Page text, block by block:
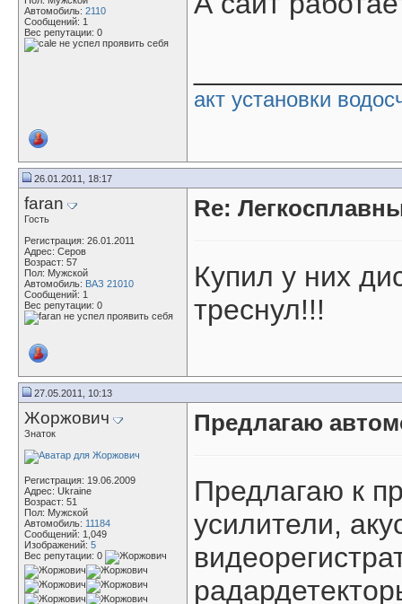
Автомобиль: 2110
Сообщений: 1
Вес репутации: 0
акт установки
26.01.2011, 18:17
faran
Гость
Регистрация: 26.01.2011
Адрес: Серов
Возраст: 57
Пол: Мужской
Автомобиль: ВАЗ 21010
Сообщений: 1
Вес репутации: 0
Re:
Купил у них
треснул!!!
27.05.2011, 10:13
Жоржович
Знаток
Регистрация: 19.06.2009
Адрес: Ukraine
Возраст: 51
Пол: Мужской
Автомобиль: 11184
Сообщений: 1,049
Изображений: 5
Вес репутации: 0
Предлагаю
Предлагаю к
усилители,